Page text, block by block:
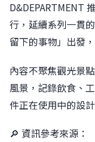
D&DEPARTMENT
行，延續系列一貫
留下的事物」出發
內容不聚焦觀光景
風景，記錄飲食、
件正在使用中的設
🔎 資訊參考來源：